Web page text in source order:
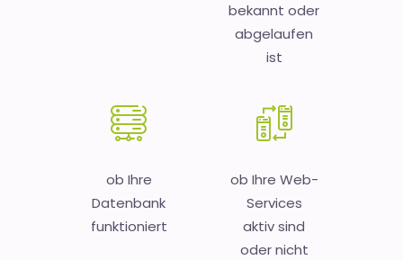
bekannt oder
abgelaufen
ist
ob Ihre
Datenbank
funktioniert
ob Ihre Web-
Services
aktiv sind
oder nicht